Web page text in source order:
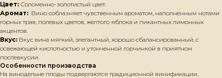
Цвет: Соломенно-золотистый цвет.
Аромат: Вино соблазняет чувственным ароматом, наполненным нотами
горных трав, полевых цветов, желтого яблока и пикантных лимонных
акцентов.
Вкус: Вкус вина мягкий, элегантный, хорошо сбалансированный, с
освежающей кислотностью и утонченной горчинкой в приятном
послевкусии.
Особенности производства
На винодельне плоды подвергаются традиционной винификации,